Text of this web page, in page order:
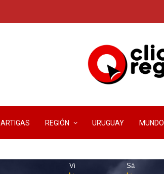
ARTIGAS REGIÓN URUGUAY MUNDO
Vi Sá